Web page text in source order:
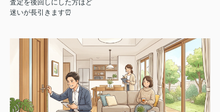
査定を後回しにした方ほど
迷いが長引きます⏰